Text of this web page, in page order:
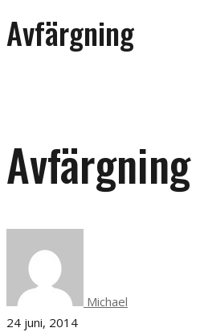
Avfärgning
Avfärgning
Michael
24 juni, 2014